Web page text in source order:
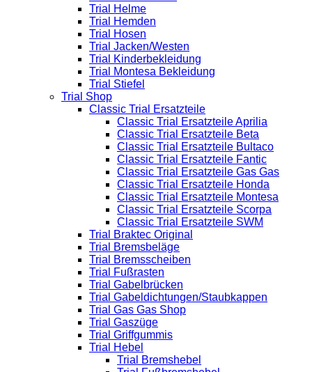
Trial Helme
Trial Hemden
Trial Hosen
Trial Jacken/Westen
Trial Kinderbekleidung
Trial Montesa Bekleidung
Trial Stiefel
Trial Shop
Classic Trial Ersatzteile
Classic Trial Ersatzteile Aprilia
Classic Trial Ersatzteile Beta
Classic Trial Ersatzteile Bultaco
Classic Trial Ersatzteile Fantic
Classic Trial Ersatzteile Gas Gas
Classic Trial Ersatzteile Honda
Classic Trial Ersatzteile Montesa
Classic Trial Ersatzteile Scorpa
Classic Trial Ersatzteile SWM
Trial Braktec Original
Trial Bremsbeläge
Trial Bremsscheiben
Trial Fußrasten
Trial Gabelbrücken
Trial Gabeldichtungen/Staubkappen
Trial Gas Gas Shop
Trial Gaszüge
Trial Griffgummis
Trial Hebel
Trial Bremshebel